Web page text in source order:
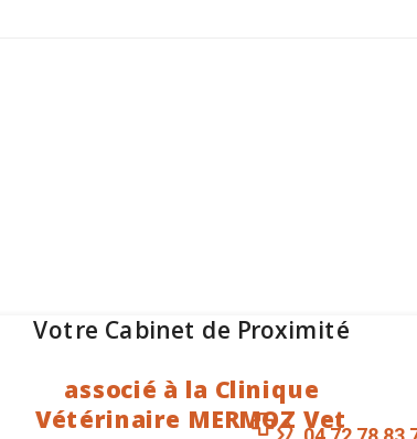
Votre Cabinet de Proximité
associé à la Clinique
Vétérinaire MERMOZ Vet